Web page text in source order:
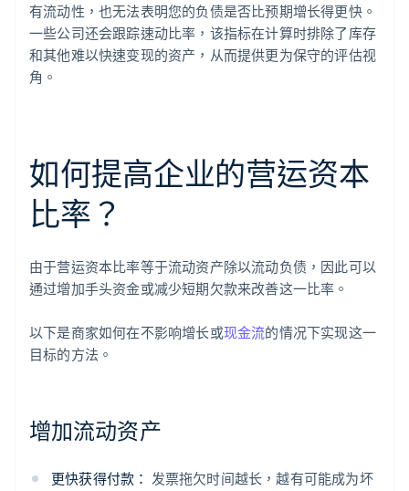
有流动性，也无法表明您的负债是否比预期增长得更快。
一些公司还会跟踪速动比率，该指标在计算时排除了库存
和其他难以快速变现的资产，从而提供更为保守的评估视
角。
如何提高企业的营运资本
比率？
由于营运资本比率等于流动资产除以流动负债，因此可以
通过增加手头资金或减少短期欠款来改善这一比率。
以下是商家如何在不影响增长或现金流的情况下实现这一
目标的方法。
增加流动资产
更快获得付款： 发票拖欠时间越长，越有可能成为坏